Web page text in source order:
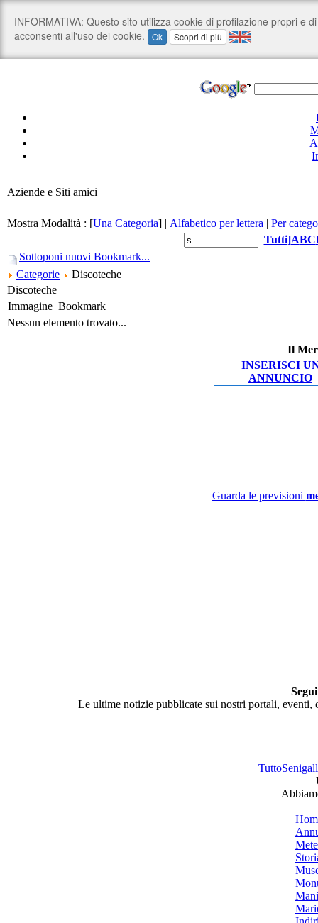
Aziende e Siti amici
Mostra Modalità : [Una Categoria] | Alfabetico per lettera | Per
Tutti]ABC
Sottoponi nuovi Bookmark...
Categorie
Discoteche
Discoteche
Immagine Bookmark
Nessun elemento trovato...
Il
INSERISCI
ANNUNCIO
Guarda le previsioni
Le ultime notizie pubblicate sui nostri portali,